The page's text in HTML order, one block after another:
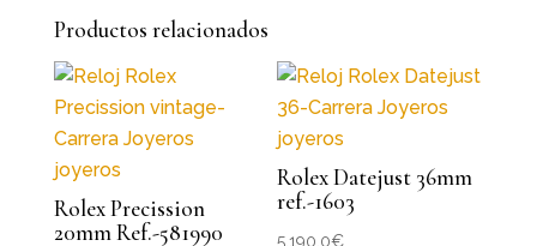
Productos relacionados
Rolex Precission
20mm Ref.-581990
Rolex Datejust 36mm
ref.-1603
5.190,0€